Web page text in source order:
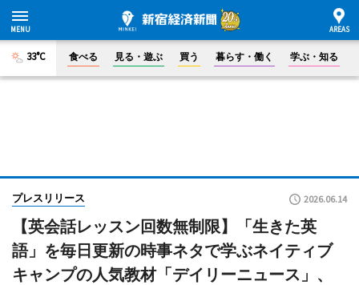
33°C 食べる 見る・遊ぶ 買う 暮らす・働く 学ぶ・知る
プレスリリース 2026.06.14
【英会話レッスン回数無制限】「生きた英
語」を毎日更新の時事ネタで学ぶネイティブ
キャンプの人気教材「デイリーニュース」、